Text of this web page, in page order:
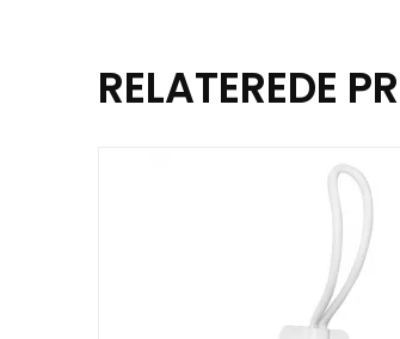
RELATEREDE